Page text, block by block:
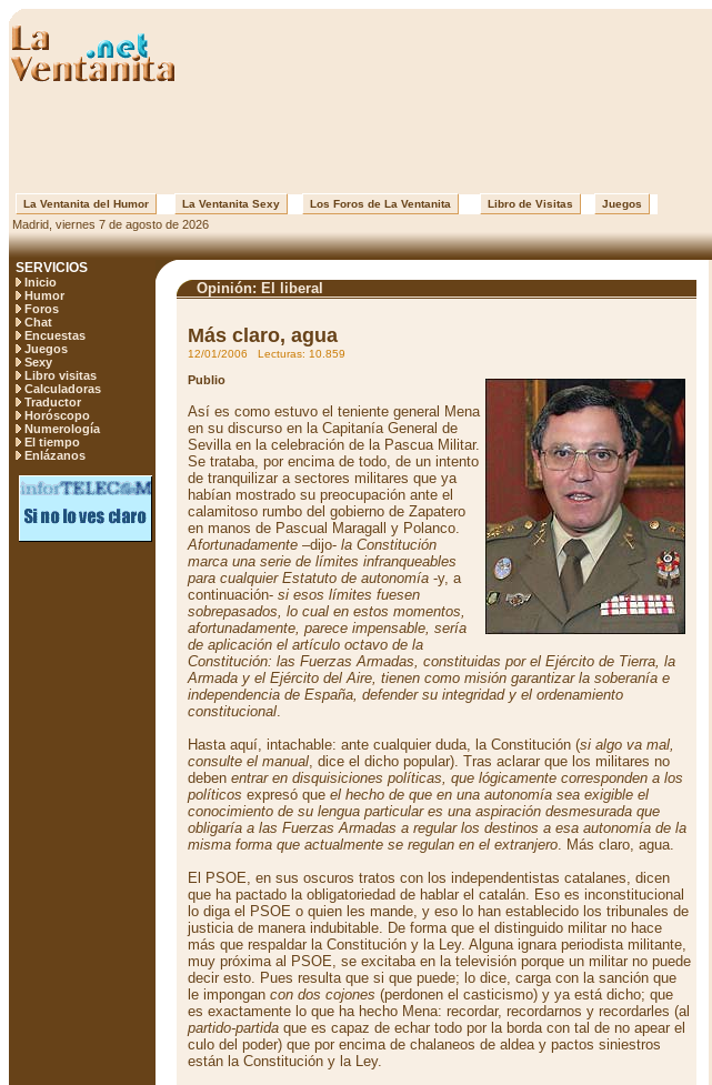
La Ventanita del Humor La Ventanita Sexy Los Foros de La Ventanita Libro de Visitas Juegos
Madrid, viernes 7 de agosto de 2026
SERVICIOS
Inicio
Humor
Foros
Chat
Encuestas
Juegos
Sexy
Libro visitas
Calculadoras
Traductor
Horóscopo
Numerología
El tiempo
Enlázanos
Opinión: El liberal
Más claro, agua
12/01/2006 Lecturas: 10.859
Publio
Así es como estuvo el teniente general Mena
en su discurso en la Capitanía General de
Sevilla en la celebración de la Pascua Militar.
Se trataba, por encima de todo, de un intento
de tranquilizar a sectores militares que ya
habían mostrado su preocupación ante el
calamitoso rumbo del gobierno de Zapatero
en manos de Pascual Maragall y Polanco.
Afortunadamente –dijo- la Constitución
marca una serie de límites infranqueables
para cualquier Estatuto de autonomía -y, a
continuación- si esos límites fuesen
sobrepasados, lo cual en estos momentos,
afortunadamente, parece impensable, sería
de aplicación el artículo octavo de la
Constitución: las Fuerzas Armadas, constituidas por el Ejército de Tierra, la
Armada y el Ejército del Aire, tienen como misión garantizar la soberanía e
independencia de España, defender su integridad y el ordenamiento
constitucional.
Hasta aquí, intachable: ante cualquier duda, la Constitución (si algo va mal,
consulte el manual, dice el dicho popular). Tras aclarar que los militares no
deben entrar en disquisiciones políticas, que lógicamente corresponden a los
políticos expresó que el hecho de que en una autonomía sea exigible el
conocimiento de su lengua particular es una aspiración desmesurada que
obligaría a las Fuerzas Armadas a regular los destinos a esa autonomía de la
misma forma que actualmente se regulan en el extranjero. Más claro, agua.
El PSOE, en sus oscuros tratos con los independentistas catalanes, dicen
que ha pactado la obligatoriedad de hablar el catalán. Eso es inconstitucional
lo diga el PSOE o quien les mande, y eso lo han establecido los tribunales de
justicia de manera indubitable. De forma que el distinguido militar no hace
más que respaldar la Constitución y la Ley. Alguna ignara periodista militante,
muy próxima al PSOE, se excitaba en la televisión porque un militar no puede
decir esto. Pues resulta que si que puede; lo dice, carga con la sanción que
le impongan con dos cojones (perdonen el casticismo) y ya está dicho; que
es exactamente lo que ha hecho Mena: recordar, recordarnos y recordarles (al
partido-partida que es capaz de echar todo por la borda con tal de no apear el
culo del poder) que por encima de chalaneos de aldea y pactos siniestros
están la Constitución y la Ley.